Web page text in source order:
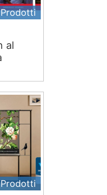
Prodotti
al
Prodotti